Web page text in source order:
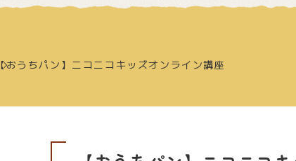
【おうちパン】ニコニコキッズオンライン講座